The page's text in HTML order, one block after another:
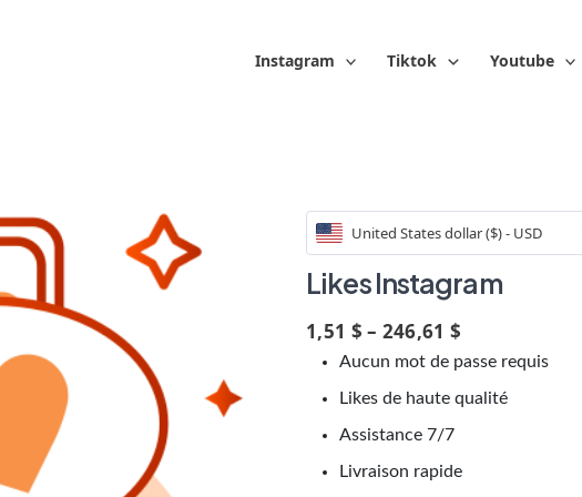
Instagram Tiktok Youtube
United States dollar ($) - USD
Likes Instagram
1,51 $ – 246,61 $
Aucun mot de passe requis
Likes de haute qualité
Assistance 7/7
Livraison rapide